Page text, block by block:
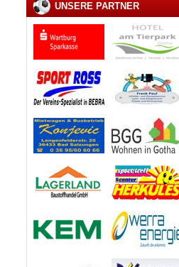
UNSERE PARTNER